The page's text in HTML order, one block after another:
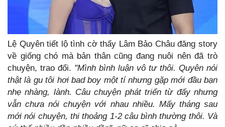
Lệ Quyên tiết lộ tình cờ thấy Lâm Bảo Châu đăng story
về giống chó mà bản thân cũng đang nuôi nên đã trò
chuyện, trao đổi. "Mình bình luận vô tư thôi. Quyên nói
thật là gu tôi hơi bad boy một tí nhưng gặp mới đầu bạn
nhẹ nhàng, lành. Câu chuyện phát triển từ đấy nhưng
vẫn chưa nói chuyện với nhau nhiều. Mấy tháng sau
mới nói chuyện, thi thoảng 1-2 câu bình thường thôi. Và